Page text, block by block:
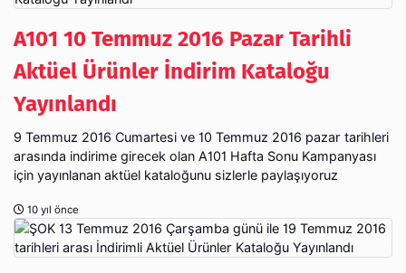
A101 10 Temmuz 2016 Pazar Tarihli
Aktüel Ürünler İndirim Kataloğu
Yayınlandı
9 Temmuz 2016 Cumartesi ve 10 Temmuz 2016 pazar tarihleri
arasında indirime girecek olan A101 Hafta Sonu Kampanyası
için yayınlanan aktüel kataloğunu sizlerle paylaşıyoruz
10 yıl önce